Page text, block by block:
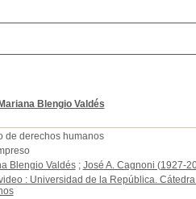
Mariana Blengio Valdés
de derechos humanos
Blengio Valdés; José A. Cagnoni (1927-
: Universidad de la República.